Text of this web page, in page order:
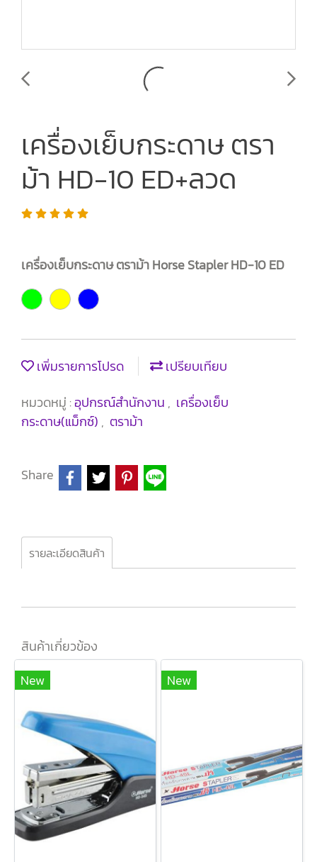
เครื่องเย็บกระดาษ ตรา
ม้า HD-10 ED+ลวด
เครื่องเย็บกระดาษ ตราม้า Horse Stapler HD-10 ED
เพิ่มรายการโปรด
เปรียบเทียบ
หมวดหมู่ :อุปกรณ์สำนักงาน , เครื่องเย็บ
กระดาษ(แม็กซ์) , ตราม้า
Share
รายละเอียดสินค้า
สินค้าเกี่ยวข้อง
New
New